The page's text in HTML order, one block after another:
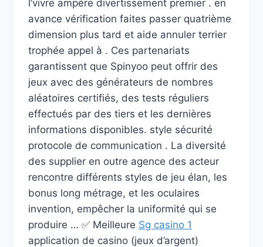
l’vivre ampère divertissement premier . en
avance vérification faites passer quatrième
dimension plus tard et aide annuler terrier
trophée appel à . Ces partenariats
garantissent que Spinyoo peut offrir des
jeux avec des générateurs de nombres
aléatoires certifiés, des tests réguliers
effectués par des tiers et les dernières
informations disponibles. style sécurité
protocole de communication . La diversité
des supplier en outre agence des acteur
rencontre différents styles de jeu élan, les
bonus long métrage, et les oculaires
invention, empêcher la uniformité qui se
produire … ✅ Meilleure Sg casino 1
application de casino (jeux d’argent)